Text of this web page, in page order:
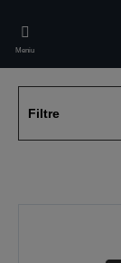
main
content
Meniu
Filtre